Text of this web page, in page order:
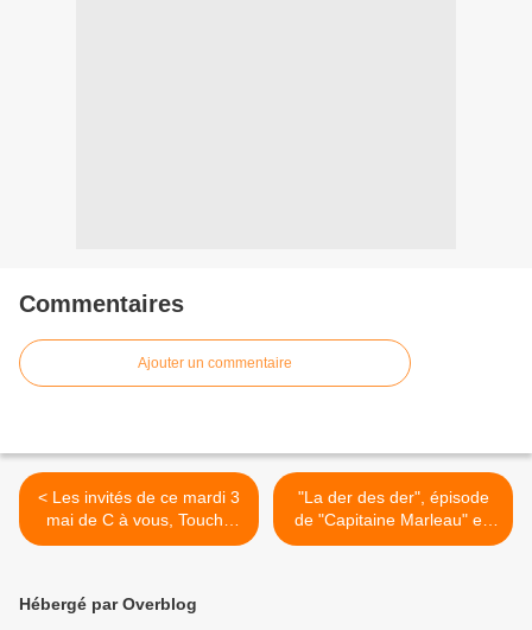
Commentaires
Ajouter un commentaire
< Les invités de ce mardi 3
mai de C à vous, Touche
pas à mon poste, Quotidien
"La der des der", épisode
de "Capitaine Marleau" en
tournage pour France 2 >
Hébergé par Overblog